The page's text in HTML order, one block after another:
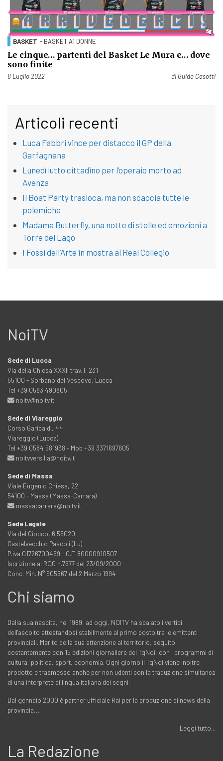
BASKET - BASKET A1 DONNE
Le cinque… partenti del Basket Le Mura e… dove
sono finite
Pubblicato il
8 Luglio 2022 di Guido Casotti
Articoli recenti
Luca Fabbri vince per distacco il GP della
Garfagnana
Lunedì lutto cittadino per l’operaio morto ad
Avenza
Il Boat Party trasloca, ma non scaccia tutte le
polemiche
Madama Butterfly, una notte di stelle ed emozioni a
Torre del Lago
I Fossi dell’Arte in mostra al Real Collegio
NoiTV
Sede di Lucca
Via della Chiesa XXXII trav. I, 231
55100 - Sorbano del Vescovo, Lucca
Tel +39 0583 490805
noitv@noitv.it
Sede di Viareggio
Corso Garibaldi, 44
Viareggio (Lucca)
Tel +39 0584 581938 - Mob +39 3371697605
noitvversilia@noitv.it
Sede di Massa
Viale Eugenio Chiesa, 22
54100 - Massa (Massa-Carrara)
massacarrara@noitv.it
Sede Legale
Via del Ciocco, 6 55020
Castelvecchio Pascoli (Lu)
P.iva 01726700469 - C.F. 80000910507
Iscrizione al ROC n.7677 del 23/09/2000
Conc. Min. N° 905667 del 2 Marzo 1994
Chi siamo
Dalla sua nascita, nel 1989, ad oggi, NOITV ha scalato i vertici
dell'ascolto attestandosi stabilmente al primo posto tra le emittenti
provinciali. Merito della sua attenzione al territorio, seguito
costantemente con 15 edizioni giornaliere del TgNoi, con i programmi di
cultura, politica, sport, economia. Ogni giorno il TgNoi viene inoltre
prodotto e trasmesso anche per non udenti con la traduzione simultanea
di una interprete di lingua italiana dei segni.
Dal gennaio 2000 è partner ufficiale Rai per la produzione di news della
provincia…
Leggi tutto...
La Redazione